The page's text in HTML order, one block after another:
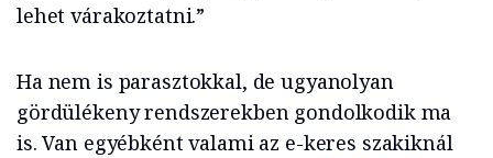
lehet várakoztatni.”
Ha nem is parasztokkal, de ugyanolyan
gördülékeny rendszerekben gondolkodik ma
is. Van egyébként valami az e-keres szakiknál